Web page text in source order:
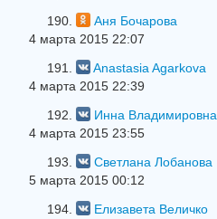
190.
Аня Бочарова
4 марта 2015 22:07
191.
Anastasia Agarkova
4 марта 2015 22:39
192.
Инна Владимировна
4 марта 2015 23:55
193.
Светлана Лобанова
5 марта 2015 00:12
194.
Елизавета Величко